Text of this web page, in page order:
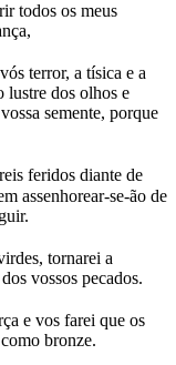
todos os meus
terror, a tísica e a
lustre dos olhos e
semente, porque
feridos diante de
assenhorear-se-ão de
tornarei a
vossos pecados.
e vos farei que os
bronze.